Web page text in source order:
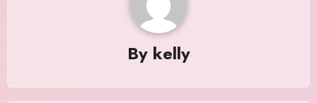
By kelly